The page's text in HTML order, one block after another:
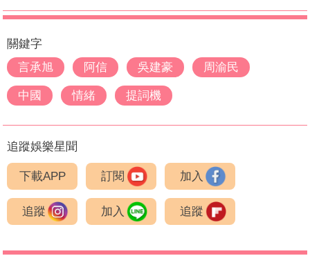
關鍵字
言承旭
阿信 吳建豪 周渝民
中國 情緒 提詞機
追蹤娛樂星聞
下載APP 訂閱 加入
追蹤 加入 追蹤